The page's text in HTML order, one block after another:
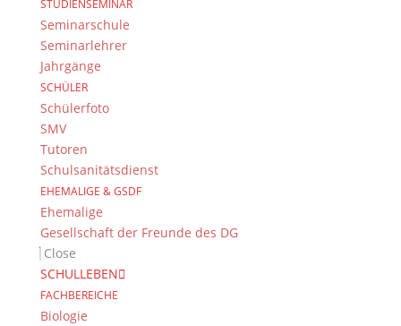
STUDIENSEMINAR
Seminarschule
Seminarlehrer
Jahrgänge
SCHÜLER
Schülerfoto
SMV
Tutoren
Schulsanitätsdienst
EHEMALIGE & GSDF
Ehemalige
Gesellschaft der Freunde des DG
Close
SCHULLEBEN
FACHBEREICHE
Biologie
Newsarchiv
Das DG
Dientzenhofer-Gymnasium Bamberg
Feldkirchenstr. 20-22
96052 Bamberg
Tel.: +49 (0) 951 93 23 90
Fax.: +49 (0) 951 93 23 92 0
E-Mail:dg@stadt.bamberg.de